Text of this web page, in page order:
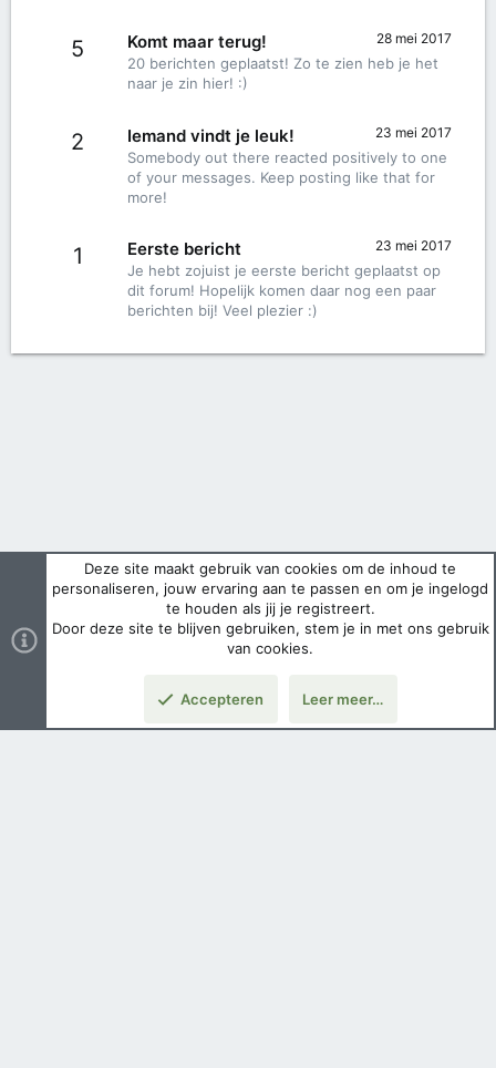
5 28 mei 2017
Komt maar terug!
20 berichten geplaatst! Zo te zien heb je het
naar je zin hier! :)
2 23 mei 2017
Iemand vindt je leuk!
Somebody out there reacted positively to one
of your messages. Keep posting like that for
more!
1 23 mei 2017
Eerste bericht
Je hebt zojuist je eerste bericht geplaatst op
dit forum! Hopelijk komen daar nog een paar
berichten bij! Veel plezier :)
Deze site maakt gebruik van cookies om de inhoud te
personaliseren, jouw ervaring aan te passen en om je ingelogd
te houden als jij je registreert.
Door deze site te blijven gebruiken, stem je in met ons gebruik
van cookies.
Accepteren Leer meer…